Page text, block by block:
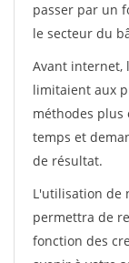
passer par un
le secteur du
Avant internet,
limitaient aux
méthodes plus
temps et
de résultat.
L'utilisation de
permettra de
fonction des